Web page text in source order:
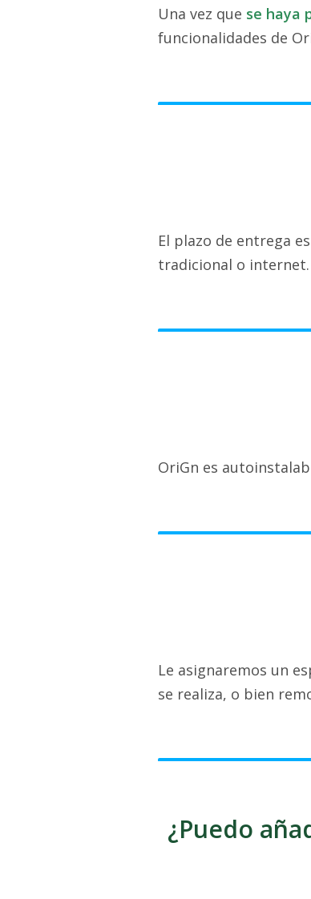
Una vez que se haya
funcionalidades de
El plazo de entrega es
tradicional o internet.
OriGn es
Le asignaremos un
se realiza, o bien
¿Puedo